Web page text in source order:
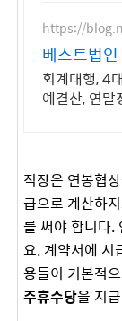
https://
베스트법
회계대행, 4
예결산, 연말
직장은 연봉협
급으로 계산하
를 써야 합니다.
요. 계약서에 시
용들이 기본적
주휴수당을 지